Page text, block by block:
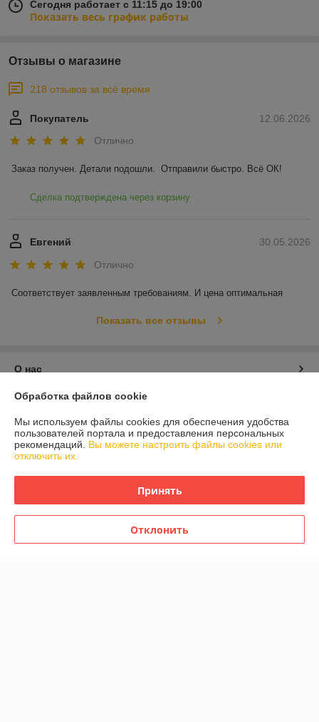
Сегодня работает с 11:15 до 19:00
Показать весь график работы
Отзывы о магазине
218 отзывов за всё время
12.06.2026
Покупатель
Отлично
Заказ получен. Детали подошли.  Отправили быстро. Всё ОК!
Сделка подтверждена через корзину
30.05.2026
Евгений
Отлично
Соответствует заявленным требованиям. И цена оптимальная
Показать все отзывы
О нас
Контакты
Доставка и оплата
Полная версия сайта
Политика обработки cookies
Обработка файлов cookie
Мы используем файлы cookies для обеспечения удобства
пользователей портала и предоставления персональных
рекомендаций. Вы можете настроить файлы cookies или
отключить их.
Принять
Отклонить